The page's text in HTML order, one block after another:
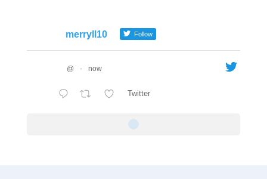
merryll10 Follow
@ · now
Twitter